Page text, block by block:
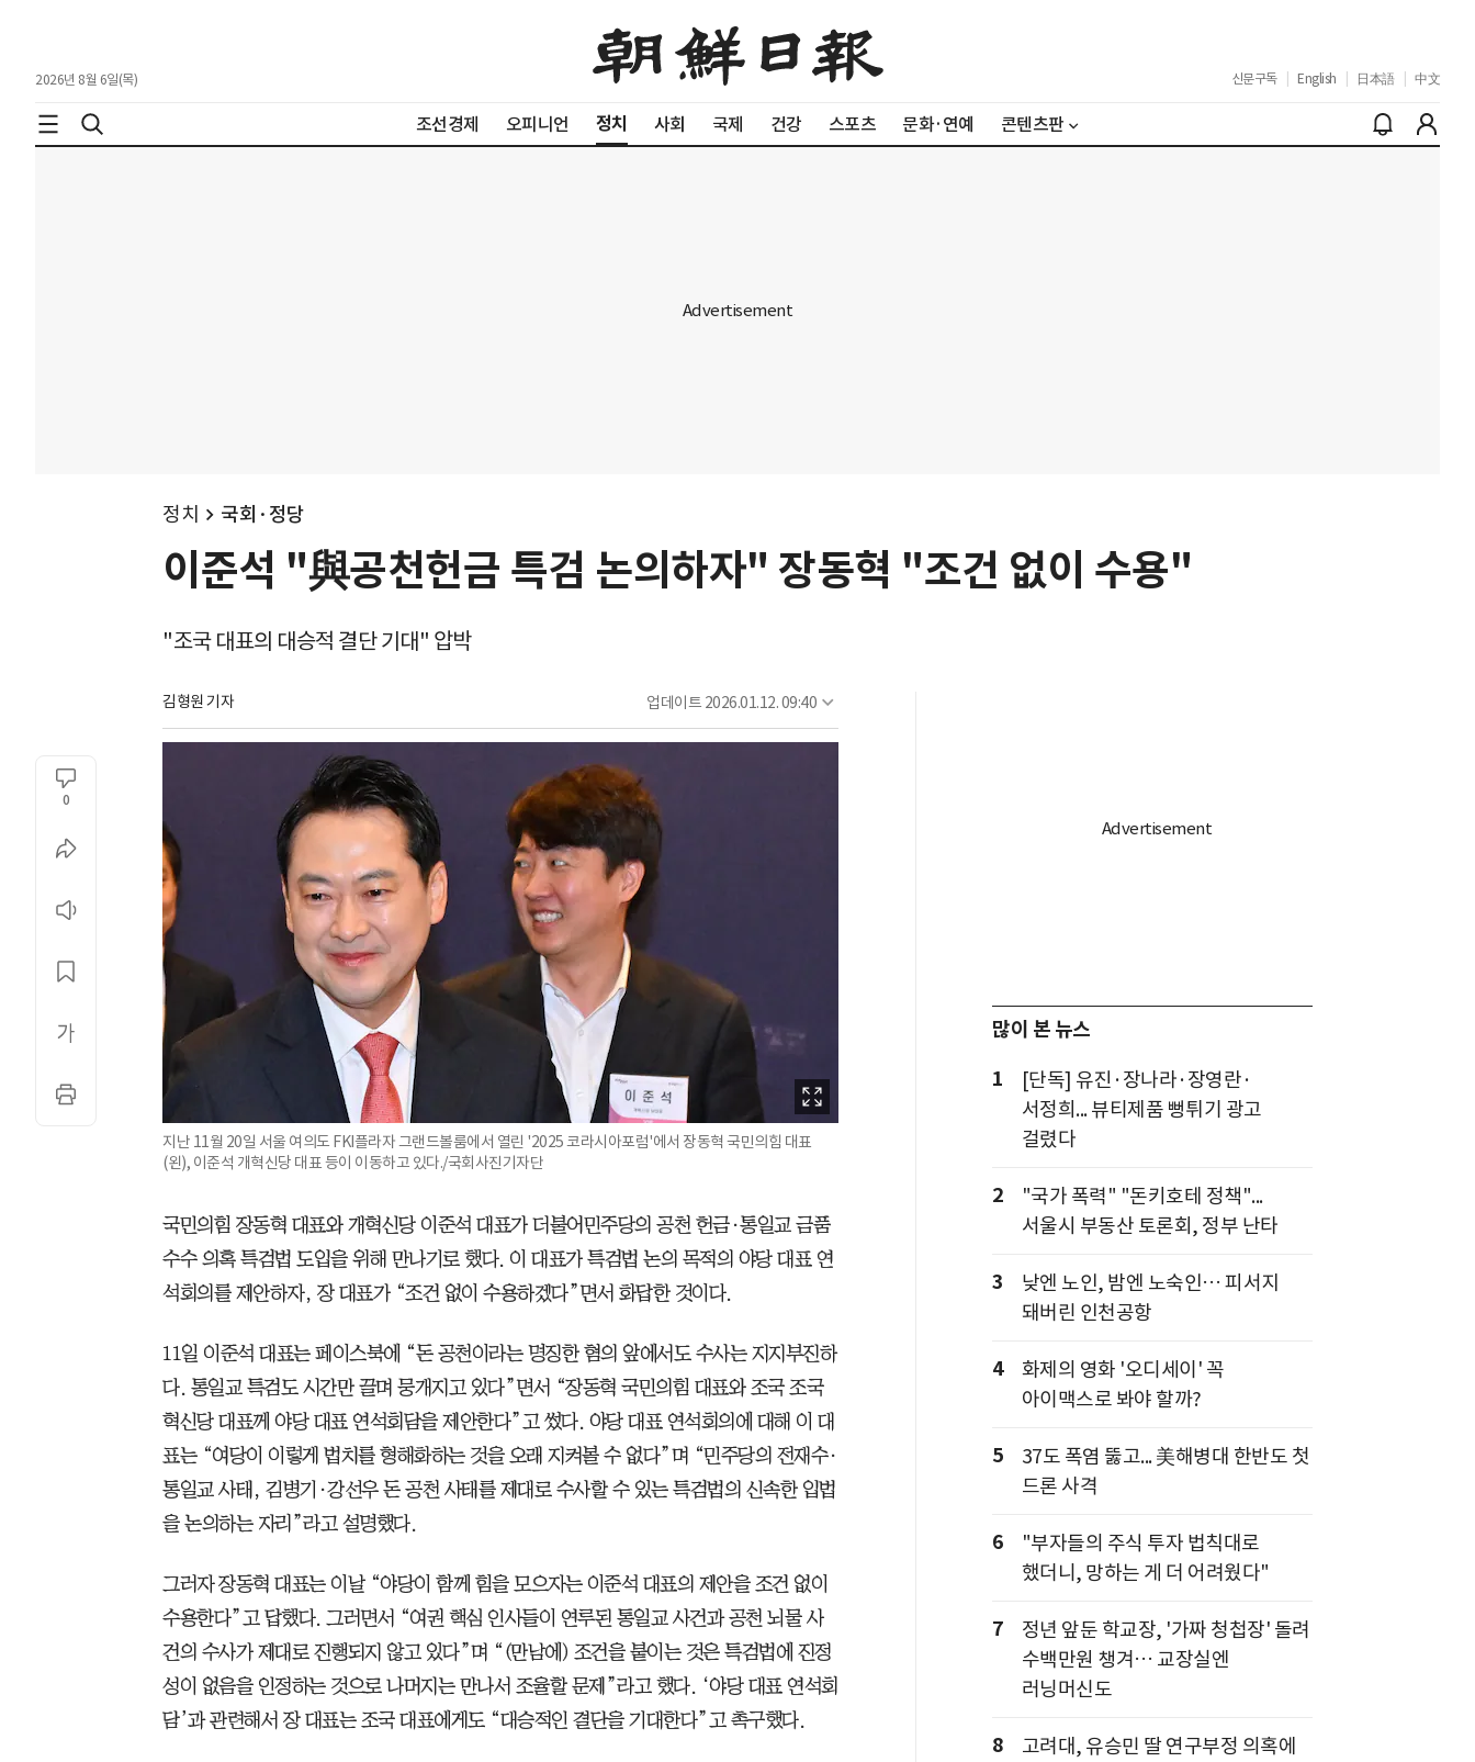
2026년 8월 6일(목) 신문구독 English 日本語 中文
조선경제 오피니언 정치 사회 국제 건강 스포츠 문화·연예 콘텐츠판
정치 국회·정당
이준석 "與공천헌금 특검 논의하자" 장동혁 "조건 없이 수용"
"조국 대표의 대승적 결단 기대" 압박
김형원 기자 업데이트 2026.01.12. 09:40
0
지난 11월 20일 서울 여의도 FKI플라자 그랜드볼룸에서 열린 '2025 코라시아포럼'에서 장동혁 국민의힘 대표
(왼), 이준석 개혁신당 대표 등이 이동하고 있다./국회사진기자단
국민의힘 장동혁 대표와 개혁신당 이준석 대표가 더불어민주당의 공천 헌금·통일교 금품
수수 의혹 특검법 도입을 위해 만나기로 했다. 이 대표가 특검법 논의 목적의 야당 대표 연
석회의를 제안하자, 장 대표가 “조건 없이 수용하겠다”면서 화답한 것이다.
11일 이준석 대표는 페이스북에 “돈 공천이라는 명징한 혐의 앞에서도 수사는 지지부진하
다. 통일교 특검도 시간만 끌며 뭉개지고 있다”면서 “장동혁 국민의힘 대표와 조국 조국
혁신당 대표께 야당 대표 연석회담을 제안한다”고 썼다. 야당 대표 연석회의에 대해 이 대
표는 “여당이 이렇게 법치를 형해화하는 것을 오래 지켜볼 수 없다”며 “민주당의 전재수·
통일교 사태, 김병기·강선우 돈 공천 사태를 제대로 수사할 수 있는 특검법의 신속한 입법
을 논의하는 자리”라고 설명했다.
그러자 장동혁 대표는 이날 “야당이 함께 힘을 모으자는 이준석 대표의 제안을 조건 없이
수용한다”고 답했다. 그러면서 “여권 핵심 인사들이 연루된 통일교 사건과 공천 뇌물 사
건의 수사가 제대로 진행되지 않고 있다”며 “(만남에) 조건을 붙이는 것은 특검법에 진정
성이 없음을 인정하는 것으로 나머지는 만나서 조율할 문제”라고 했다. ‘야당 대표 연석회
담’과 관련해서 장 대표는 조국 대표에게도 “대승적인 결단을 기대한다”고 촉구했다.
많이 본 뉴스
1
[단독] 유진·장나라·장영란·
서정희... 뷰티제품 뻥튀기 광고
걸렸다
2
"국가 폭력" "돈키호테 정책"...
서울시 부동산 토론회, 정부 난타
3
낮엔 노인, 밤엔 노숙인… 피서지
돼버린 인천공항
4
화제의 영화 '오디세이' 꼭
아이맥스로 봐야 할까?
5
37도 폭염 뚫고... 美해병대 한반도 첫
드론 사격
6
"부자들의 주식 투자 법칙대로
했더니, 망하는 게 더 어려웠다"
7
정년 앞둔 학교장, '가짜 청첩장' 돌려
수백만원 챙겨… 교장실엔
러닝머신도
8
고려대, 유승민 딸 연구부정 의혹에